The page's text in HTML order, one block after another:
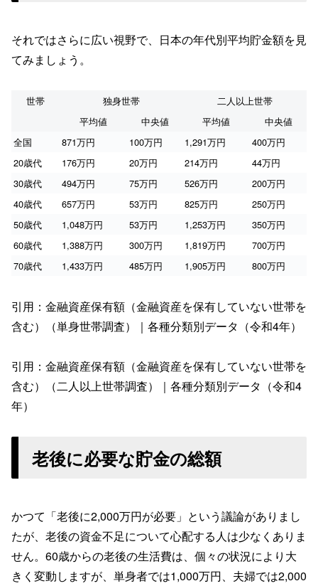
それではさらに広い視野で、日本の年代別平均貯金額を見
てみましょう。
世帯 独身世帯
二人以上世帯
平均値
中央値 平均値
中央値
全国
871万円 100万円 1,291万円
400万円
20歳代
176万円 20万円 214万円
44万円
30歳代
494万円 75万円 526万円
200万円
40歳代
657万円 53万円 825万円
250万円
50歳代
1,048万円 53万円 1,253万円
350万円
60歳代
1,388万円 300万円 1,819万円
700万円
70歳代
1,433万円 485万円 1,905万円 800万円
引用：金融資産保有額（金融資産を保有していない世帯を
含む）（単身世帯調査）｜各種分類別データ（令和4年）
引用：金融資産保有額（金融資産を保有していない世帯を
含む）（二人以上世帯調査）｜各種分類別データ（令和4
年）
老後に必要な貯金の総額
かつて「老後に2,000万円が必要」という議論がありまし
たが、老後の資金不足について心配する人は少なくありま
せん。60歳からの老後の生活費は、個々の状況により大
きく変動しますが、単身者では1,000万円、夫婦では2,000